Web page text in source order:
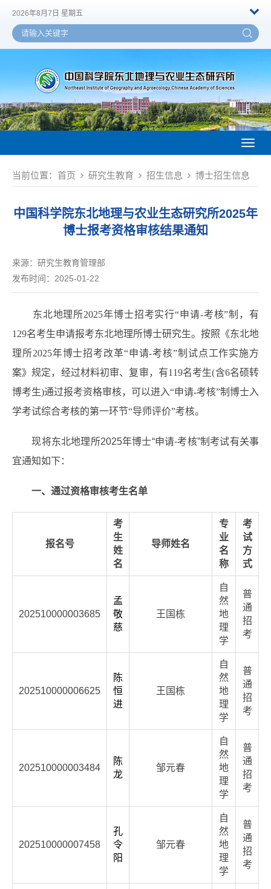
2026年8月7日 星期五
当前位置： 首页 研究生教育 招生信息 博士招生信息
中国科学院东北地理与农业生态研究所2025年
博士报考资格审核结果通知
来源： 研究生教育管理部
发布时间：2025-01-22
东北地理所2025年博士招考实行“申请-考核”制，有
129名考生申请报考东北地理所博士研究生。按照《东北地
理所2025年博士招考改革“申请-考核”制试点工作实施方
案》规定，经过材料初审、复审，有119名考生(含6名硕转
博考生)通过报考资格审核，可以进入“申请-考核”制博士入
学考试综合考核的第一环节“导师评价”考核。
现将东北地理所2025年博士“申请-考核”制考试有关事
宜通知如下：
一、通过资格审核考生名单
报名号
考
生
姓
名
导师姓名
专
业
名
称
考
试
方
式
202510000003685
孟
敬
慈
王国栋
自
然
地
理
学
普
通
招
考
202510000006625
陈
恒
进
王国栋
自
然
地
理
学
普
通
招
考
202510000003484
陈
龙
邹元春
自
然
地
理
学
普
通
招
考
202510000007458
孔
令
阳
邹元春
自
然
地
理
学
普
通
招
考